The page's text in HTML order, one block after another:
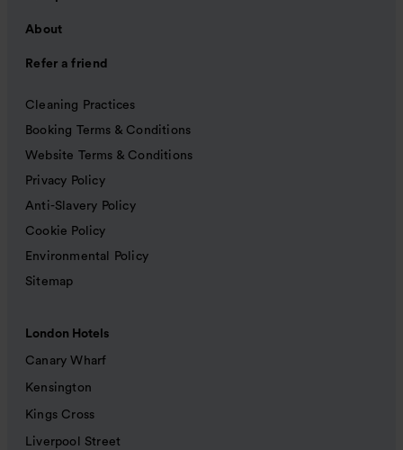
About
Refer a friend
Cleaning Practices
Booking Terms & Conditions
Website Terms & Conditions
Privacy Policy
Anti-Slavery Policy
Cookie Policy
Environmental Policy
Sitemap
London Hotels
Canary Wharf
Kensington
Kings Cross
Liverpool Street